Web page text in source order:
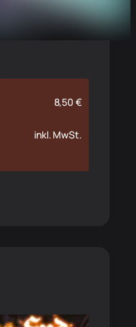
8,50€
inkl. MwSt.